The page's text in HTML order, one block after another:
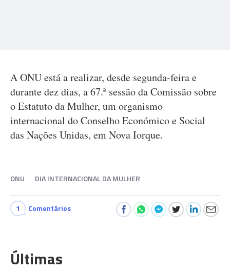
A ONU está a realizar, desde segunda-feira e
durante dez dias, a 67.ª sessão da Comissão sobre
o Estatuto da Mulher, um organismo
internacional do Conselho Económico e Social
das Nações Unidas, em Nova Iorque.
ONU DIA INTERNACIONAL DA MULHER
1 Comentários
Últimas